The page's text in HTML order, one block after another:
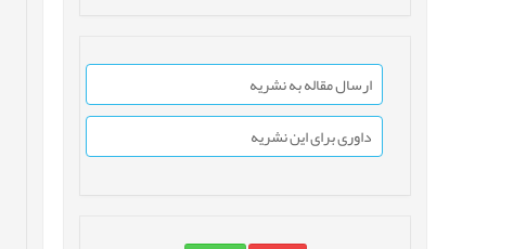
ارسال مقاله به نشریه
داوری برای این نشریه